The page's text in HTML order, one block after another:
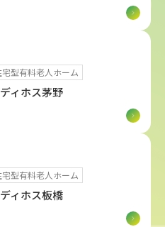
宅型有料老人ホーム
ィホス茅野
宅型有料老人ホーム
ィホス板橋